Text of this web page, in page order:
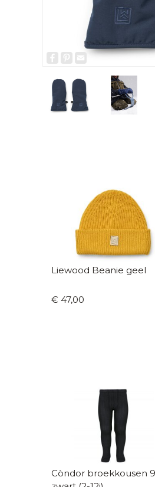
Facebook
Pinterest
Email
Liewood Beanie geel
€ 47,00
Còndor broekkousen 900